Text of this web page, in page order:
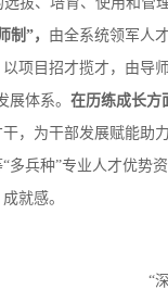
制”， 由全系统领军人
项目招才揽才，由导
展体系。 在历练成长方
，为干部发展赋能助力
兵种”专业人才优势
就感。
“